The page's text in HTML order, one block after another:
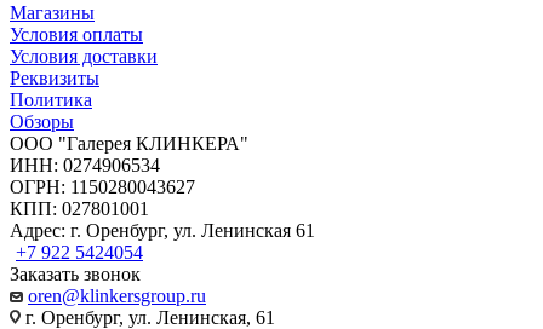
Магазины
Условия оплаты
Условия доставки
Реквизиты
Политика
Обзоры
ООО "Галерея КЛИНКЕРА"
ИНН: 0274906534
ОГРН: 1150280043627
КПП: 027801001
Адрес: г. Оренбург, ул. Ленинская 61
+7 922 5424054
Заказать звонок
oren@klinkersgroup.ru
г. Оренбург, ул. Ленинская, 61